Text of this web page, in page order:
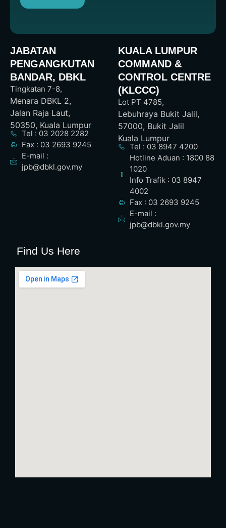
JABATAN
PENGANGKUTAN
BANDAR, DBKL
Tingkatan 7-8,
Menara DBKL 2,
Jalan Raja Laut,
50350, Kuala Lumpur
Tel : 03 2028 2282
Fax : 03 2693 9245
E-mail :
jpb@dbkl.gov.my
KUALA LUMPUR
COMMAND &
CONTROL CENTRE
(KLCCC)
Lot PT 4785,
Lebuhraya Bukit Jalil,
57000, Bukit Jalil
Kuala Lumpur
Tel : 03 8947 4200
Hotline Aduan : 1800 88
1020
Info Trafik : 03 8947
4002
Fax : 03 2693 9245
E-mail :
jpb@dbkl.gov.my
Find Us Here